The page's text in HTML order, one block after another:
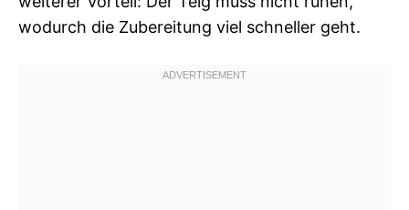
wodurch die Zubereitung viel schneller geht.